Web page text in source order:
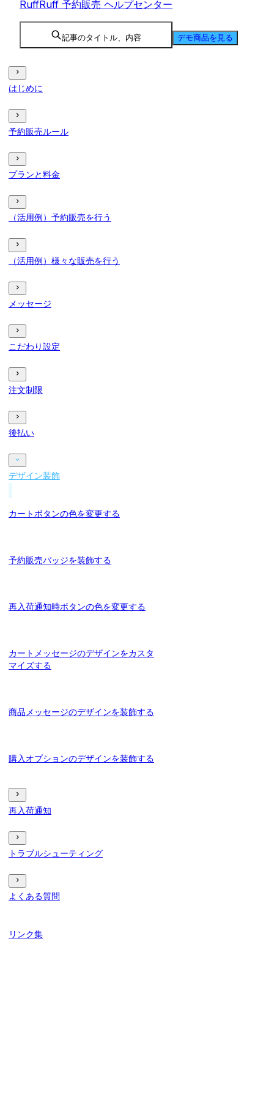
RuffRuff 予約販売 ヘルプセンター
記事のタイトル、内容 デモ商品を見る
はじめに
予約販売ルール
プランと料金
（活用例）予約販売を行う
（活用例）様々な販売を行う
メッセージ
こだわり設定
注文制限
後払い
デザイン装飾
カートボタンの色を変更する
予約販売バッジを装飾する
再入荷通知時ボタンの色を変更する
カートメッセージのデザインをカスタ
マイズする
商品メッセージのデザインを装飾する
購入オプションのデザインを装飾する
再入荷通知
トラブルシューティング
よくある質問
リンク集